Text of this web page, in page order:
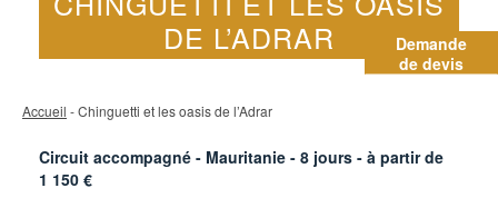
Demande
de devis
DE L’ADRAR
Accueil - Chinguetti et les oasis de l’Adrar
Circuit accompagné - Mauritanie - 8 jours - à partir de
1 150 €